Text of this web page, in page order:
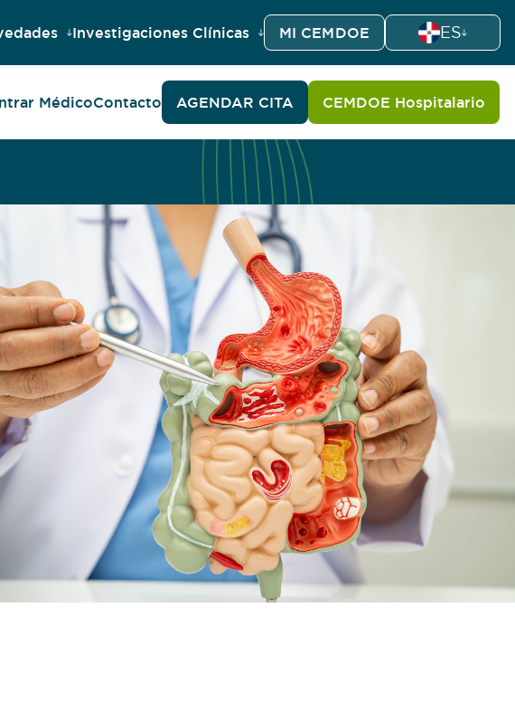
Investigaciones Clínicas MI CEMDOE ES
MédicoContacto AGENDAR CITA CEMDOE Hospitalario